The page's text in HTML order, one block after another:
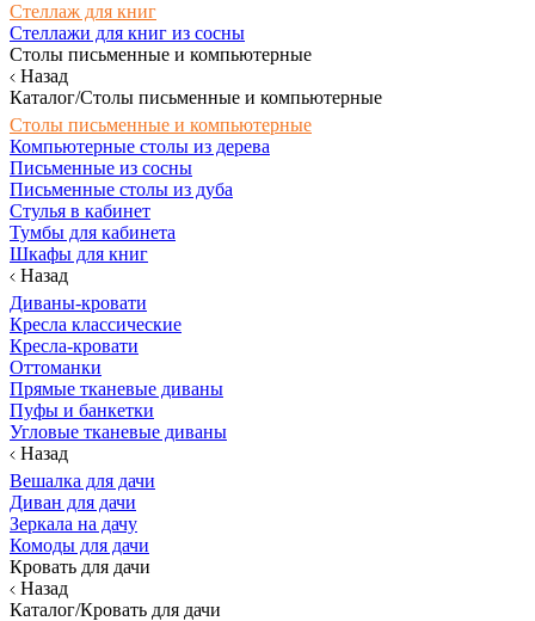
Стеллаж для книг
Стеллажи для книг из сосны
Столы письменные и компьютерные
Назад
Каталог/Столы письменные и компьютерные
Столы письменные и компьютерные
Компьютерные столы из дерева
Письменные из сосны
Письменные столы из дуба
Стулья в кабинет
Тумбы для кабинета
Шкафы для книг
Назад
Диваны-кровати
Кресла классические
Кресла-кровати
Оттоманки
Прямые тканевые диваны
Пуфы и банкетки
Угловые тканевые диваны
Назад
Вешалка для дачи
Диван для дачи
Зеркала на дачу
Комоды для дачи
Кровать для дачи
Назад
Каталог/Кровать для дачи